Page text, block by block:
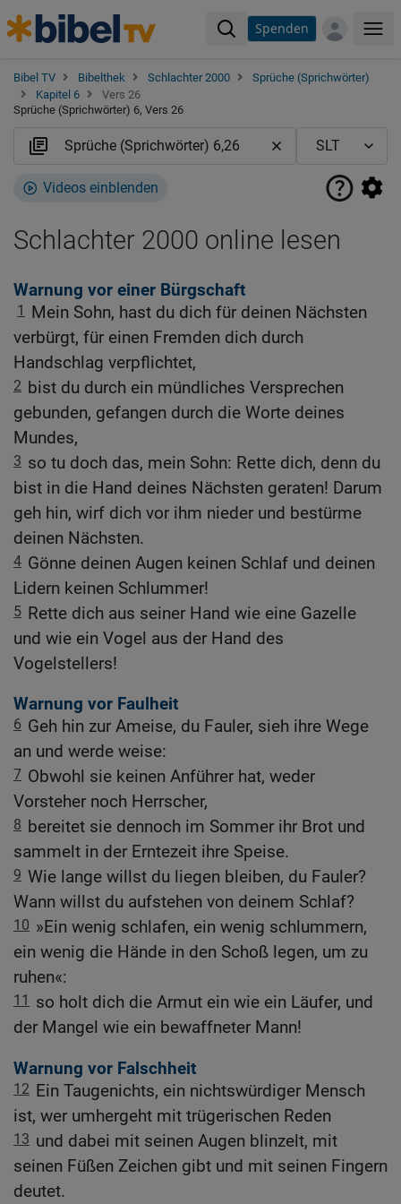
Spenden
Bibel TV Bibelthek Schlachter 2000
Sprüche (Sprichwörter)
Kapitel 6
Vers 26
Sprüche (Sprichwörter) 6, Vers 26
Videos einblenden
Schlachter 2000 online lesen
Warnung vor einer Bürgschaft
1
Mein Sohn, hast du dich für deinen Nächsten
verbürgt, für einen Fremden dich durch
Handschlag verpflichtet,
2 bist du durch ein mündliches Versprechen
gebunden, gefangen durch die Worte deines
Mundes,
3 so tu doch das, mein Sohn: Rette dich, denn du
bist in die Hand deines Nächsten geraten! Darum
geh hin, wirf dich vor ihm nieder und bestürme
deinen Nächsten.
4 Gönne deinen Augen keinen Schlaf und deinen
Lidern keinen Schlummer!
5 Rette dich aus seiner Hand wie eine Gazelle
und wie ein Vogel aus der Hand des
Vogelstellers!
Warnung vor Faulheit
6 Geh hin zur Ameise, du Fauler, sieh ihre Wege
an und werde weise:
7 Obwohl sie keinen Anführer hat, weder
Vorsteher noch Herrscher,
8 bereitet sie dennoch im Sommer ihr Brot und
sammelt in der Erntezeit ihre Speise.
9 Wie lange willst du liegen bleiben, du Fauler?
Wann willst du aufstehen von deinem Schlaf?
10 »Ein wenig schlafen, ein wenig schlummern,
ein wenig die Hände in den Schoß legen, um zu
ruhen«:
11
so holt dich die Armut ein wie ein Läufer, und
der Mangel wie ein bewaffneter Mann!
Warnung vor Falschheit
12 Ein Taugenichts, ein nichtswürdiger Mensch
ist, wer umhergeht mit trügerischen Reden
13 und dabei mit seinen Augen blinzelt, mit
seinen Füßen Zeichen gibt und mit seinen Fingern
deutet.